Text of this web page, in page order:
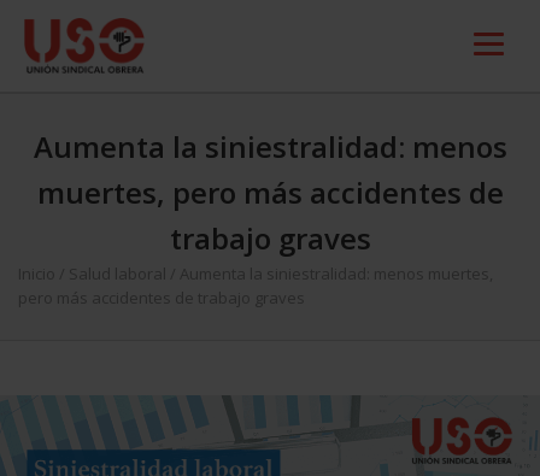
Aumenta la siniestralidad: menos
muertes, pero más accidentes de
trabajo graves
Inicio Salud laboral
Aumenta la siniestralidad: menos muertes,
pero más accidentes de trabajo graves